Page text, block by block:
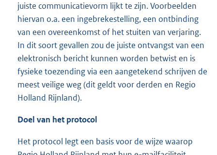
juiste communicatievorm lijkt te zijn. Voorbeelden
hiervan o.a. een ingebrekestelling, een ontbinding
van een overeenkomst of het stuiten van verjaring.
In dit soort gevallen zou de juiste ontvangst van een
elektronisch bericht kunnen worden betwist en is
fysieke toezending via een aangetekend schrijven de
meest veilige weg (dit geldt voor derden en Regio
Holland Rijnland).
Doel van het protocol
Het protocol legt een basis voor de wijze waarop